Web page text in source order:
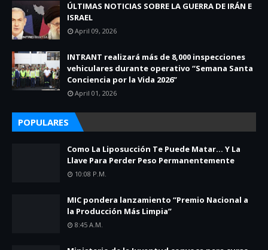
ÚLTIMAS NOTICIAS SOBRE LA GUERRA DE IRÁN E
ISRAEL
April 09, 2026
INTRANT realizará más de 8,000 inspecciones
vehiculares durante operativo “Semana Santa
Conciencia por la Vida 2026”
April 01, 2026
POPULARES
Como La Liposucción Te Puede Matar… Y La
Llave Para Perder Peso Permanentemente
10:08 P.m.
MIC pondera lanzamiento “Premio Nacional a
la Producción Más Limpia”
8:45 A.m.